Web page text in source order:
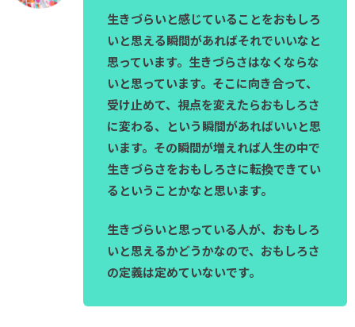
生きづらいと感じていることをおもしろ
いと思える瞬間があればそれでいいなと
思っています。生きづらさはなくならな
いと思っています。そこに向き合って、
受け止めて、視点を変えたらおもしろさ
に変わる、という瞬間があればいいと思
います。その瞬間が増えれば人生の中で
生きづらさをおもしろさに転換できてい
るということかなと思います。
生きづらいと思っている人が、おもしろ
いと思えるかどうかなので、おもしろさ
の定義は定めていないです。